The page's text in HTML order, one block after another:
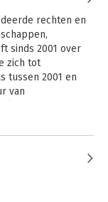
rechten en
sinds 2001 over
zich tot
tussen 2001 en
van
deelterreinen van
Al